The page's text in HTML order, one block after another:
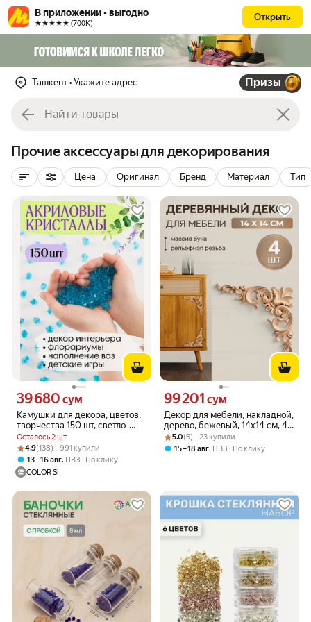
В приложении - выгодно
★★★★★ (700К)
Открыть
Ташкент • Укажите адрес Призы
Прочие аксессуары для декорирования
Цена Оригинал Бренд Материал Тип
Камушки для декора, цветов,
творчества 150 шт, светло-
синий, кристаллы
декоративные, COLOR Si
Осталось 2 шт
Цена 39680 сум вместо
39 680 сум
Рейтинг товара: 4.9 из 5
Оценок: (138) · 991 купили
4.9(138) · 991 купили
13 – 16 авг, ПВЗ
По клику
COLOR Si
Декор для мебели, накладной,
дерево, бежевый, 14х14 см, 4
шт
Цена 99201 сум вместо
99 201 сум
Рейтинг товара: 5.0 из 5
Оценок: (5) · 23 купили
5.0(5) · 23 купили
15 – 18 авг, ПВЗ По клику